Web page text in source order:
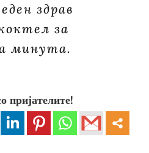
здрав
за
минута.
пријателите!